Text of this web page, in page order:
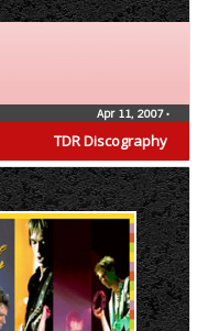
TDR Discography
Apr 11, 2007•